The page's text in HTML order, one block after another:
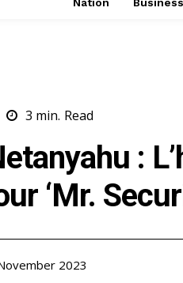
3 min. Read
:
‘Mr.
2023